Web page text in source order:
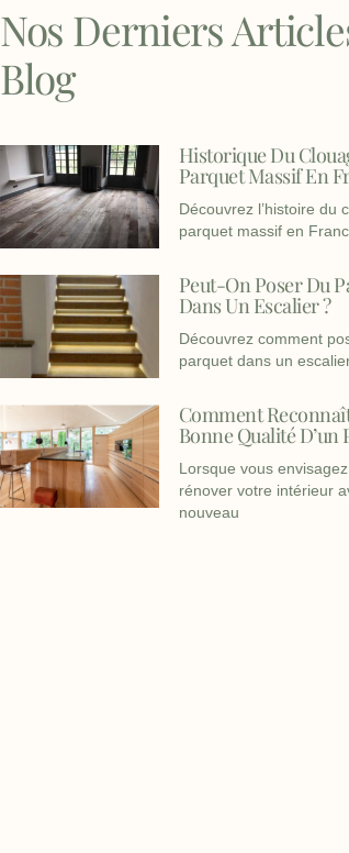
Nos Derniers
Blog
Historique Du
Parquet Massif En
Découvrez l’histoire du
parquet massif en
Peut-On Poser Du
Dans Un Escalier ?
Découvrez comment
parquet dans un
Comment
Bonne Qualité D’un
Lorsque vous
rénover votre intérieur
nouveau